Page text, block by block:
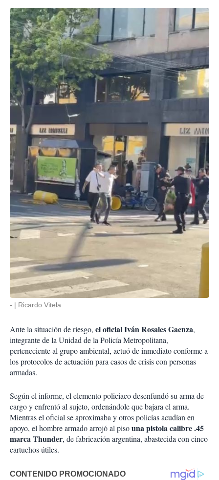
- Ricardo Vitela
Ante la situación de riesgo, el oficial Iván Rosales Gaenza,
integrante de la Unidad de la Policía Metropolitana,
perteneciente al grupo ambiental, actuó de inmediato conforme a
los protocolos de actuación para casos de crisis con personas
armadas.
Según el informe, el elemento policiaco desenfundó su arma de
cargo y enfrentó al sujeto, ordenándole que bajara el arma.
Mientras el oficial se aproximaba y otros policías acudían en
apoyo, el hombre armado arrojó al pisouna pistola calibre .45
marca Thunder, de fabricación argentina, abastecida con cinco
cartuchos útiles.